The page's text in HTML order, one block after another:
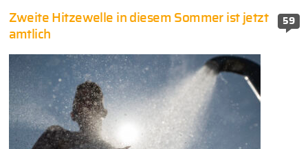
59
Zweite Hitzewelle in diesem Sommer ist jetzt
amtlich